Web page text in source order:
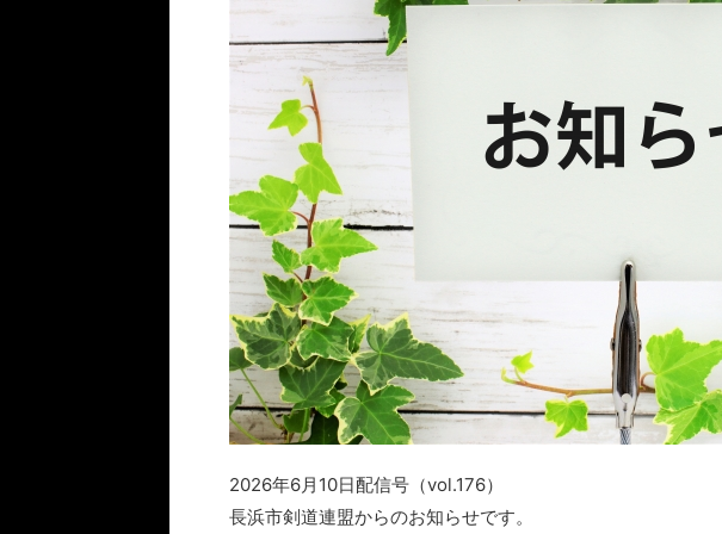
2026年6月10日配信号（vol.176）
長浜市剣道連盟からのお知らせです。